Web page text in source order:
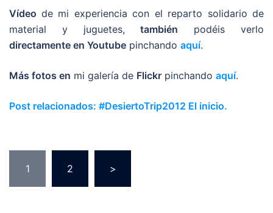
Vídeo de mi experiencia con el reparto solidario de
material y juguetes,también podéis verlo
directamente en Youtube pinchando aquí.
Más fotos en mi galería de Flickr pinchando aquí.
Post relacionados: #DesiertoTrip2012 El inicio.
1 2 >